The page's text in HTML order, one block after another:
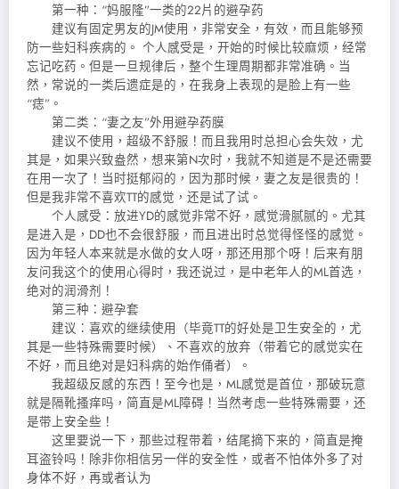
第一种：“妈服隆”一类的22片的避孕药
建议有固定男友的JM使用，非常安全，有效，而且能够预
防一些妇科疾病的。 个人感受是，开始的时候比较麻烦，经常
忘记吃药。但是一旦规律后，整个生理周期都非常准确。当
然，常说的一类后遗症是的，在我身上表现的是脸上有一些
“痣”。
第二类：“妻之友”外用避孕药膜
建议不使用，超级不舒服！而且我用时总担心会失效，尤
其是，如果兴致盎然，想来第N次时，我就不知道是不是还需要
在用一次了！当时挺郁闷的，因为那时候，妻之友是很贵的！
但是我非常不喜欢TT的感觉，还是试了试。
个人感受：放进YD的感觉非常不好，感觉滑腻腻的。尤其
是进入是，DD也不会很舒服，而且进出时总觉得怪怪的感觉。
因为年轻人本来就是水做的女人呀，那还用那个呀！后来有朋
友问我这个的使用心得时，我还说过，是中老年人的ML首选，
绝对的润滑剂！
第三种：避孕套
建议：喜欢的继续使用（毕竟TT的好处是卫生安全的，尤
其是一些特殊需要时候）、不喜欢的放弃（带着它的感觉实在
不好，而且绝对是妇科病的始作俑者）。
我超级反感的东西！至今也是，ML感觉是首位，那破玩意
就是隔靴搔痒吗，简直是ML障碍！当然考虑一些特殊需要，还
是带上安全些！
这里要说一下，那些过程带着，结尾摘下来的，简直是掩
耳盗铃吗！除非你相信另一伴的安全性，或者不怕体外多了对
身体不好，再或者认为